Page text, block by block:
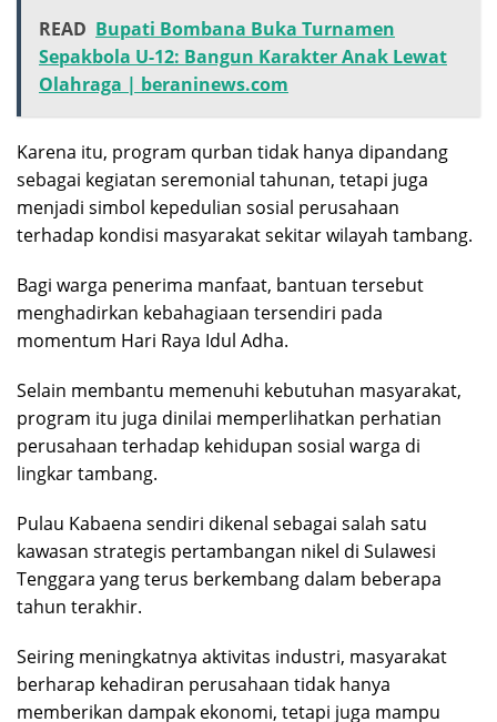
READ Bupati Bombana Buka Turnamen
Sepakbola U-12: Bangun Karakter Anak Lewat
Olahraga | beraninews.com
Karena itu, program qurban tidak hanya dipandang
sebagai kegiatan seremonial tahunan, tetapi juga
menjadi simbol kepedulian sosial perusahaan
terhadap kondisi masyarakat sekitar wilayah tambang.
Bagi warga penerima manfaat, bantuan tersebut
menghadirkan kebahagiaan tersendiri pada
momentum Hari Raya Idul Adha.
Selain membantu memenuhi kebutuhan masyarakat,
program itu juga dinilai memperlihatkan perhatian
perusahaan terhadap kehidupan sosial warga di
lingkar tambang.
Pulau Kabaena sendiri dikenal sebagai salah satu
kawasan strategis pertambangan nikel di Sulawesi
Tenggara yang terus berkembang dalam beberapa
tahun terakhir.
Seiring meningkatnya aktivitas industri, masyarakat
berharap kehadiran perusahaan tidak hanya
memberikan dampak ekonomi, tetapi juga mampu